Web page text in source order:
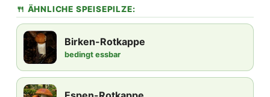
🍴 ÄHNLICHE SPEISEPILZE:
Birken-Rotkappe
bedingt essbar